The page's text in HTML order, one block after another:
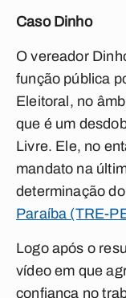
Caso Dinho
O vereador
função pública
Eleitoral, no
que é um
Livre. Ele, no
mandato na
determinação do
Paraíba (TRE-
Logo após o
vídeo em que
confiança no